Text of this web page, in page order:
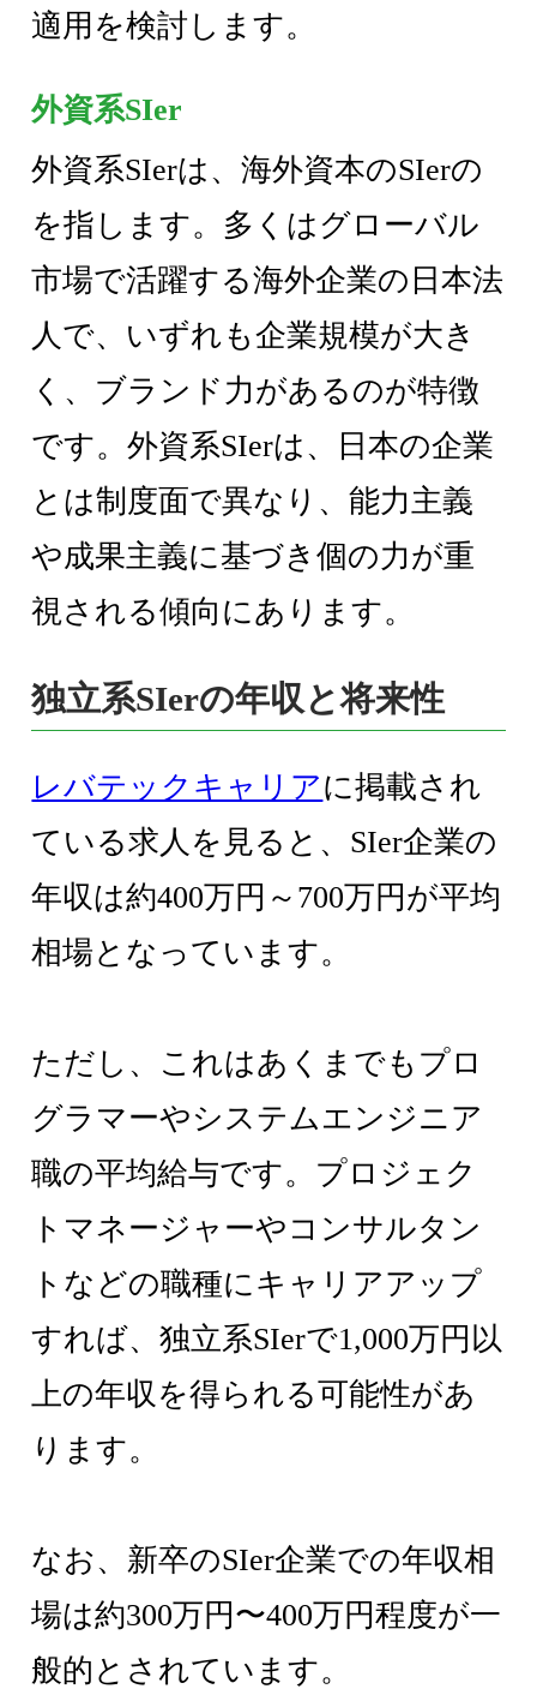
適用を検討します。
外資系SIer
外資系SIerは、海外資本のSIerの
を指します。多くはグローバル
市場で活躍する海外企業の日本法
人で、いずれも企業規模が大き
く、ブランド力があるのが特徴
です。外資系SIerは、日本の企業
とは制度面で異なり、能力主義
や成果主義に基づき個の力が重
視される傾向にあります。
独立系SIerの年収と将来性
レバテックキャリアに掲載され
ている求人を見ると、SIer企業の
年収は約400万円～700万円が平均
相場となっています。
ただし、これはあくまでもプロ
グラマーやシステムエンジニア
職の平均給与です。プロジェク
トマネージャーやコンサルタン
トなどの職種にキャリアアップ
すれば、独立系SIerで1,000万円以
上の年収を得られる可能性があ
ります。
なお、新卒のSIer企業での年収相
場は約300万円〜400万円程度が一
般的とされています。